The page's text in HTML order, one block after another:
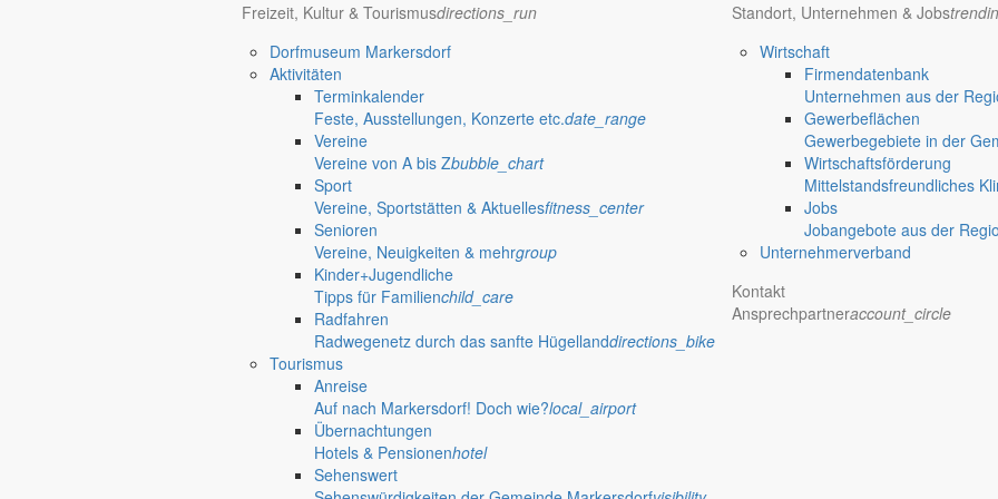
Freizeit, Kultur & Tourismusdirections_run
Dorfmuseum Markersdorf
Aktivitäten
Terminkalender
Feste, Ausstellungen, Konzerte etc.date_range
Vereine
Vereine von A bis Zbubble_chart
Sport
Vereine, Sportstätten & Aktuellesfitness_center
Senioren
Vereine, Neuigkeiten & mehrgroup
Kinder+Jugendliche
Tipps für Familienchild_care
Radfahren
Radwegenetz durch das sanfte Hügellanddirections_bike
Tourismus
Anreise
Auf nach Markersdorf! Doch wie?local_airport
Übernachtungen
Hotels & Pensionenhotel
Sehenswert
Standort, Unternehmen & Jobs
Wirtschaft
Firmendatenbank
Unternehmen aus der
Gewerbeflächen
Gewerbegebiete in der
Wirtschaftsförderung
Mittelstandsfreundliches
Jobs
Jobangebote aus der
Unternehmerverband
Kontakt
Ansprechpartneraccount_circle
Bürgermeister November 2020
Die Corona-Pandemie bestimmt das monatliche Statement von Bürgermeister Thomas Knack. Auch die gute wirtschaftliche Entwicklung in
Wenn es mir besser gehen würde, wäre es nicht auszuhalten
Bürgermeister Oktober 2020
Der Markersdorfer Bürgermeister Thomas Knack feierte seinen 60. Geburtstag. Nichts war geplant – und dennoch war er von diesem Tag
Bürgermeister September 2020
In seinem aktuellen Statement geht Bürgermeister Thomas Knack auf den Schulbeginn und ein Projekt des Schöpsboten ein, der vorstellen
Bürgermeister August 2020